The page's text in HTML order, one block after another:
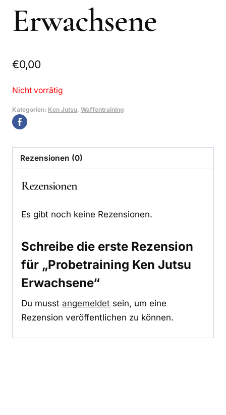
Erwachsene
€0,00
Nicht vorrätig
Kategorien: Ken Jutsu, Waffentraining
Rezensionen (0)
Rezensionen
Es gibt noch keine Rezensionen.
Schreibe die erste Rezension
für „Probetraining Ken Jutsu
Erwachsene“
Du musst angemeldet sein, um eine
Rezension veröffentlichen zu können.